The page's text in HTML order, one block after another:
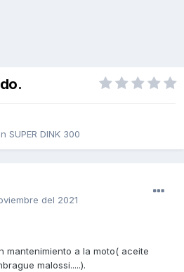
SUPER DINK 300
del 2021
mantenimiento a la moto( aceite
malossi.....).